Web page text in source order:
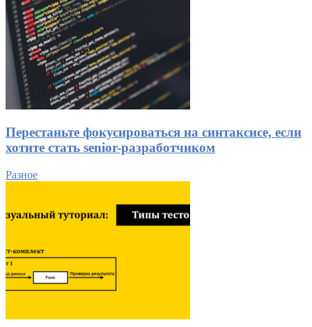
Перестаньте фокусироваться на синтаксисе, если
хотите стать senior-разработчиком
Разное